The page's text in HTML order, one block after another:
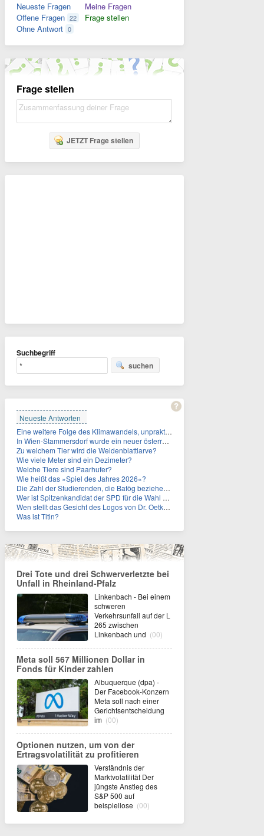
Neueste Fragen
Offene Fragen 22
Ohne Antwort 0
Meine Fragen
Frage stellen
Frage stellen
JETZT Frage stellen
Suchbegriff
suchen
Neueste Antworten
Eine weitere Folge des Klimawandels, unpraktisch für Urlauber: Wo fehlt mittlerweile sogar das Trinkwasser?
In Wien-Stammersdorf wurde ein neuer österreichischer Temperaturrekord gemessen. Wie hoch war die Temperatur?
Zu welchem Tier wird die Weidenblattlarve?
Wie viele Meter sind ein Dezimeter?
Welche Tiere sind Paarhufer?
Wie heißt das »Spiel des Jahres 2026«?
Die Zahl der Studierenden, die Bafög beziehen, sinkt. Woran liegt das?
Wer ist Spitzenkandidat der SPD für die Wahl zum Berliner Abgeordnetenhaus im September 2026?
Wen stellt das Gesicht des Logos von Dr. Oetker dar?
Was ist Titin?
Drei Tote und drei Schwerverletzte bei
Unfall in Rheinland-Pfalz
Linkenbach - Bei einem
schweren
Verkehrsunfall auf der L
265 zwischen
Linkenbach und (00)
Meta soll 567 Millionen Dollar in
Fonds für Kinder zahlen
Albuquerque (dpa) -
Der Facebook-Konzern
Meta soll nach einer
Gerichtsentscheidung
im (00)
Optionen nutzen, um von der
Ertragsvolatilität zu profitieren
Verständnis der
Marktvolatilität Der
jüngste Anstieg des
S&P 500 auf
beispiellose (00)